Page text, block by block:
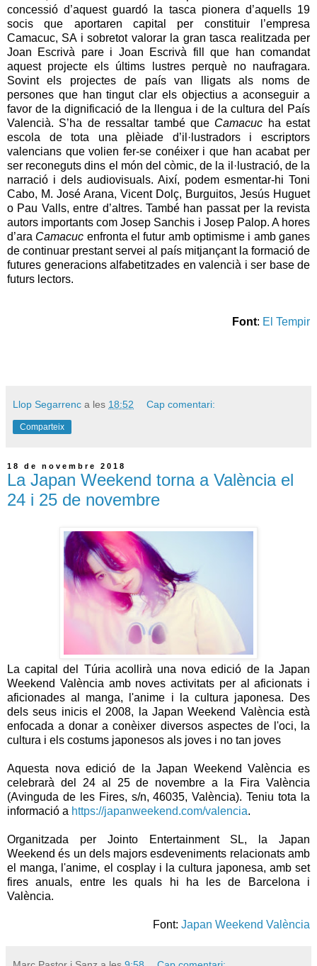
concessió d’aquest guardó la tasca pionera d’aquells 19
socis que aportaren capital per constituir l’empresa
Camacuc, SA i sobretot valorar la gran tasca realitzada per
Joan Escrivà pare i Joan Escrivà fill que han comandat
aquest projecte els últims lustres perquè no naufragara.
Sovint els projectes de país van lligats als noms de
persones que han tingut clar els objectius a aconseguir a
favor de la dignificació de la llengua i de la cultura del País
Valencià. S’ha de ressaltar també que Camacuc ha estat
escola de tota una plèiade d’il·lustradors i escriptors
valencians que volien fer-se conéixer i que han acabat per
ser reconeguts dins el món del còmic, de la il·lustració, de la
narració i dels audiovisuals. Així, podem esmentar-hi Toni
Cabo, M. José Arana, Vicent Dolç, Burguitos, Jesús Huguet
o Pau Valls, entre d’altres. També han passat per la revista
autors importants com Josep Sanchis i Josep Palop. A hores
d’ara Camacuc enfronta el futur amb optimisme i amb ganes
de continuar prestant servei al país mitjançant la formació de
futures generacions alfabetitzades en valencià i ser base de
futurs lectors.
Font: El Tempir
Llop Segarrenc a les 18:52 Cap comentari:
Comparteix
18 de novembre 2018
La Japan Weekend torna a València el
24 i 25 de novembre
La capital del Túria acollirà una nova edició de la Japan
Weekend València amb noves activitats per al aficionats i
aficionades al manga, l'anime i la cultura japonesa. Des
dels seus inicis el 2008, la Japan Weekend València està
enfocada a donar a conèixer diversos aspectes de l'oci, la
cultura i els costums japonesos als joves i no tan joves
Aquesta nova edició de la Japan Weekend València es
celebrarà del 24 al 25 de novembre a la Fira València
(Avinguda de les Fires, s/n, 46035, València). Teniu tota la
informació a https://japanweekend.com/valencia.
Organitzada per Jointo Entertainment SL, la Japan
Weekend és un dels majors esdeveniments relacionats amb
el manga, l'anime, el cosplay i la cultura japonesa, amb set
fires anuals, entre les quals hi ha les de Barcelona i
València.
Font: Japan Weekend València